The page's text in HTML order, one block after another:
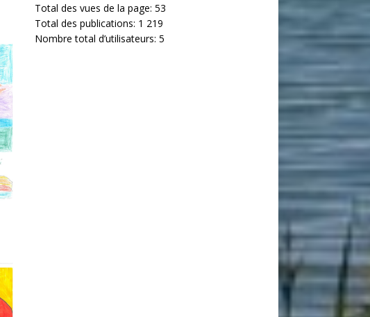
Total des vues de la page: 53
Total des publications: 1 219
Nombre total d’utilisateurs: 5